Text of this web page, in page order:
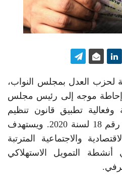
لحزب العدل بمجلس النواب،
إحاطة موجه إلى رئيس مجلس
وفعالية تطبيق قانون تنظيم
نشاط التمويل الاستهلاكي رقم 18 لسنة 2020. ويستهدف
والاجتماعية المترتبة
التمويل الاستهلاكي